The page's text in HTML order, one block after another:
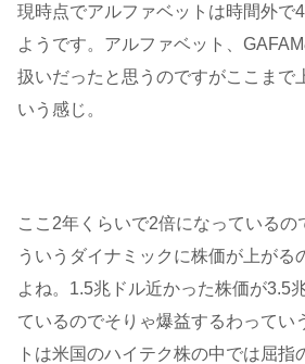
現時点でアルファベットは時間外で
ようです。アルファベット、
扱いだったと思うのですがここまで
いう感じ。
ここ2年くらいで2倍になっているの
ういうダイナミックに株価が上がる
よね。1.5兆ドル近かった株価が3.5
ているのでそりゃ爆益するわってい
トは米国のハイテク株の中では屈指